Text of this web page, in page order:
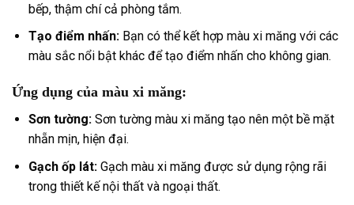
bếp, thậm chí cả phòng tắm.
Tạo điểm nhấn:Bạn có thể kết hợp màu xi măng với các
màu sắc nổi bật khác để tạo điểm nhấn cho không gian.
Ứng dụng của màu xi măng:
Sơn tường:Sơn tường màu xi măng tạo nên một bề mặt
nhẵn mịn, hiện đại.
Gạch ốp lát:Gạch màu xi măng được sử dụng rộng rãi
trong thiết kế nội thất và ngoại thất.